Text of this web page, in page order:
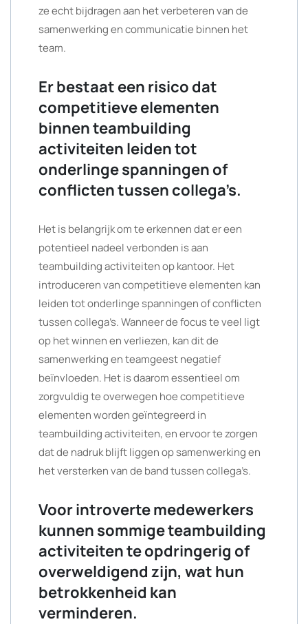
ze echt bijdragen aan het verbeteren van de
samenwerking en communicatie binnen het
team.
Er bestaat een risico dat
competitieve elementen
binnen teambuilding
activiteiten leiden tot
onderlinge spanningen of
conflicten tussen collega’s.
Het is belangrijk om te erkennen dat er een
potentieel nadeel verbonden is aan
teambuilding activiteiten op kantoor. Het
introduceren van competitieve elementen kan
leiden tot onderlinge spanningen of conflicten
tussen collega’s. Wanneer de focus te veel ligt
op het winnen en verliezen, kan dit de
samenwerking en teamgeest negatief
beïnvloeden. Het is daarom essentieel om
zorgvuldig te overwegen hoe competitieve
elementen worden geïntegreerd in
teambuilding activiteiten, en ervoor te zorgen
dat de nadruk blijft liggen op samenwerking en
het versterken van de band tussen collega’s.
Voor introverte medewerkers
kunnen sommige teambuilding
activiteiten te opdringerig of
overweldigend zijn, wat hun
betrokkenheid kan
verminderen.